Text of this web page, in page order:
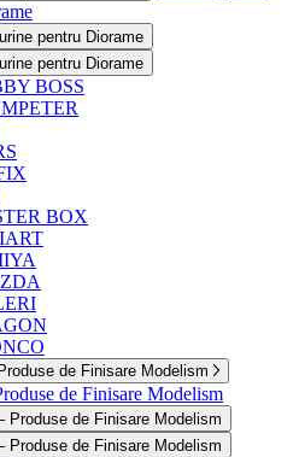
pentru Diorame
pentru Diorame
BOSS
BOX
de Finisare Modelism
de Finisare Modelism
Produse de Finisare Modelism
Produse de Finisare Modelism